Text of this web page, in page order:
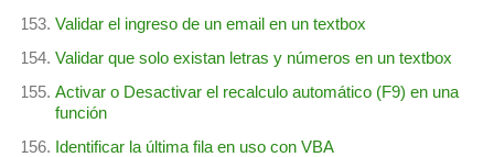
Validar el ingreso de un email en un textbox
Validar que solo existan letras y números en un textbox
Activar o Desactivar el recalculo automático (F9) en una
función
Identificar la última fila en uso con VBA